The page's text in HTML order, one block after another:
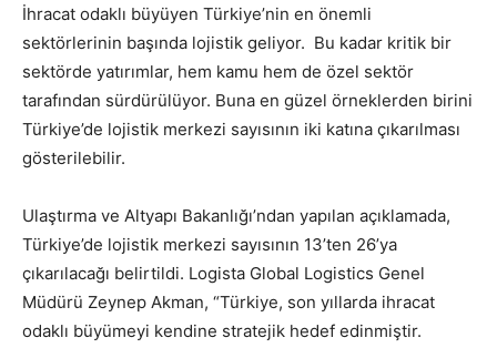
İhracat odaklı büyüyen Türkiye’nin en önemli
sektörlerinin başında lojistik geliyor. Bu kadar kritik bir
sektörde yatırımlar, hem kamu hem de özel sektör
tarafından sürdürülüyor. Buna en güzel örneklerden birini
Türkiye’de lojistik merkezi sayısının iki katına çıkarılması
gösterilebilir.
Ulaştırma ve Altyapı Bakanlığı’ndan yapılan açıklamada,
Türkiye’de lojistik merkezi sayısının 13’ten 26’ya
çıkarılacağı belirtildi. Logista Global Logistics Genel
Müdürü Zeynep Akman, “Türkiye, son yıllarda ihracat
odaklı büyümeyi kendine stratejik hedef edinmiştir.